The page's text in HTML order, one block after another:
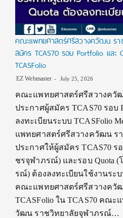
คณะแพทยศาสตร์ศรีสวางควัฒน ร
สมัคร TCAS70 รอบ Portfolio และ
TCASFolio
EZ Webmaster July 25, 2026
คณะแพทยศาสตร์ศรีสวางควั
ประกาศผู้สมัคร TCAS70 รอบ
ลงทะเบียนระบบ TCASFolio
แพทยศาสตร์ศรีสวางควัฒน ร
ประกาศให้ผู้สมัคร TCAS70 ร
ชรจุฬาภรณ์) และรอบ Quota
รณ์) ต้องลงทะเบียนใช้งานระ
คณะแพทยศาสตร์ศรีสวางควั
TCASFolio ใน TCAS70 คณะ
วัฒน ราชวิทยาลัยจุฬาภรณ์…